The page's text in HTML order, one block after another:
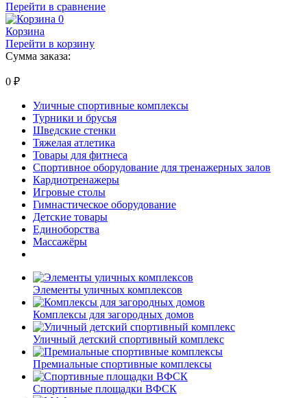
Перейти в сравнение
0
Корзина
Перейти в корзину
Сумма заказа:
0 ₽
Уличные спортивные комплексы
Турники и брусья
Шведские стенки
Тяжелая атлетика
Товары для фитнеса
Спортивное оборудование для тренажерных залов
Кардиотренажеры
Игровые столы
Гимнастическое оборудование
Детские товары
Единоборства
Массажёры
Элементы уличных комплексов
Комплексы для загородных домов
Уличный детский спортивный комплекс
Премиальные спортивные комплексы
Спортивные площадки ВФСК